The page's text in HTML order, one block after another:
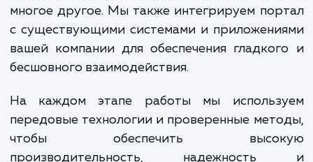
который будет идеально подходить
бизнесу и поможет достичь ваших целей.
мы проектируем структуру и
портала, оптимизируя его для
использования и эффективности.
На следующем этапе мы
необходимые функции и сервисы,